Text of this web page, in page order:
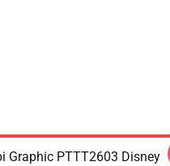
Graphic PTTT2603 Disney